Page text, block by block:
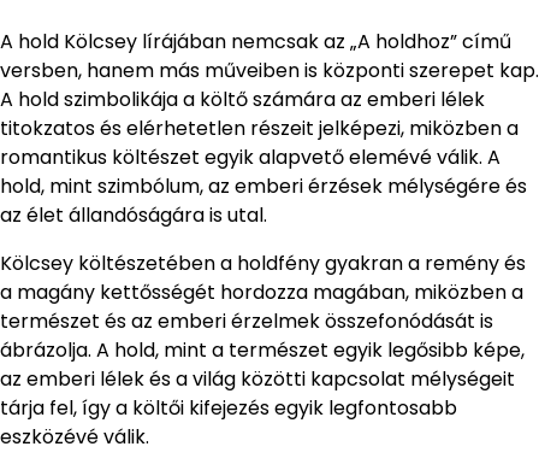
A hold Kölcsey lírájában nemcsak az „A holdhoz” című
versben, hanem más műveiben is központi szerepet kap.
A hold szimbolikája a költő számára az emberi lélek
titokzatos és elérhetetlen részeit jelképezi, miközben a
romantikus költészet egyik alapvető elemévé válik. A
hold, mint szimbólum, az emberi érzések mélységére és
az élet állandóságára is utal.
Kölcsey költészetében a holdfény gyakran a remény és
a magány kettősségét hordozza magában, miközben a
természet és az emberi érzelmek összefonódását is
ábrázolja. A hold, mint a természet egyik legősibb képe,
az emberi lélek és a világ közötti kapcsolat mélységeit
tárja fel, így a költői kifejezés egyik legfontosabb
eszközévé válik.